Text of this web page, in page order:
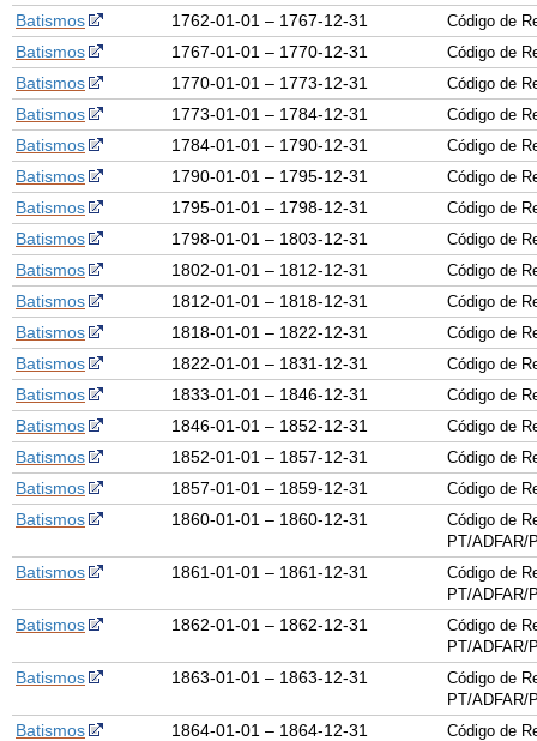
Batismos 1762-01-01 – 1767-12-31 Código de
Batismos 1767-01-01 – 1770-12-31 Código de
Batismos 1770-01-01 – 1773-12-31 Código de
Batismos 1773-01-01 – 1784-12-31 Código de
Batismos 1784-01-01 – 1790-12-31 Código de
Batismos 1790-01-01 – 1795-12-31 Código de
Batismos 1795-01-01 – 1798-12-31 Código de
Batismos 1798-01-01 – 1803-12-31 Código de
Batismos 1802-01-01 – 1812-12-31 Código de
Batismos 1812-01-01 – 1818-12-31 Código de
Batismos 1818-01-01 – 1822-12-31 Código de
Batismos 1822-01-01 – 1831-12-31 Código de
Batismos 1833-01-01 – 1846-12-31 Código de
Batismos 1846-01-01 – 1852-12-31 Código de
Batismos 1852-01-01 – 1857-12-31 Código de
Batismos 1857-01-01 – 1859-12-31 Código de
Batismos 1860-01-01 – 1860-12-31
Código de
PT/ADFAR/
Batismos 1861-01-01 – 1861-12-31
Código de
PT/ADFAR/
Batismos 1862-01-01 – 1862-12-31
Código de
PT/ADFAR/
Batismos 1863-01-01 – 1863-12-31
Código de
PT/ADFAR/
Batismos 1864-01-01 – 1864-12-31
Código de